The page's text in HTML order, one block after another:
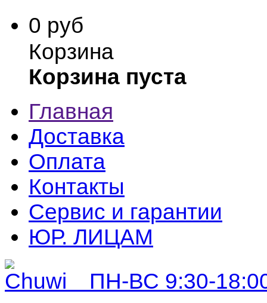
0 руб
Корзина
Корзина пуста
Главная
Доставка
Оплата
Контакты
Сервис и гарантии
ЮР. ЛИЦАМ
ПН-ВС 9:30-